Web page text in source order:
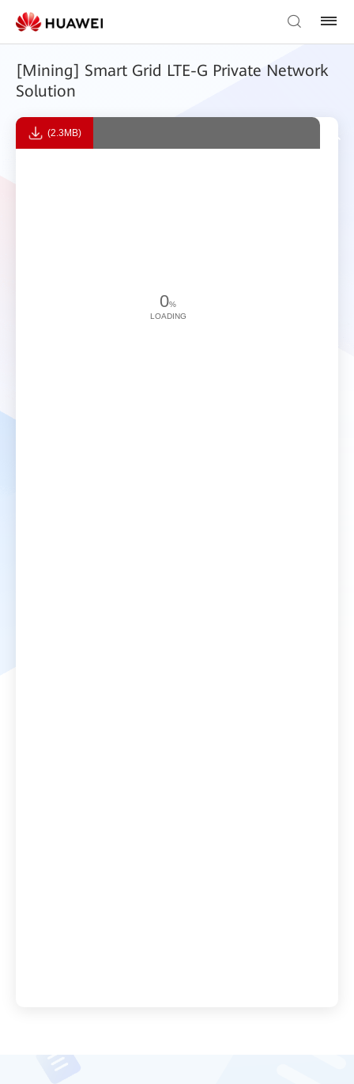
[Mining] Smart Grid LTE-G Private Network
Solution
(2.3MB)
0%
LOADING